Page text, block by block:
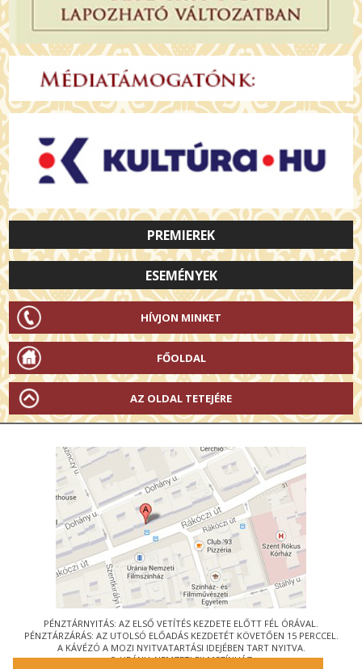
PREMIEREK
ESEMÉNYEK
HÍVJON MINKET
FŐOLDAL
AZ OLDAL TETEJÉRE
PÉNZTÁRNYITÁS: AZ ELSŐ VETÍTÉS KEZDETE ELŐTT FÉL ÓRÁVAL.
PÉNZTÁRZÁRÁS: AZ UTOLSÓ ELŐADÁS KEZDETÉT KÖVETŐEN 15 PERCCEL.
A KÁVÉZÓ A MOZI NYITVATARTÁSI IDEJÉBEN TART NYITVA.
© URÁNIA NEMZETI FILMSZÍNHÁZ